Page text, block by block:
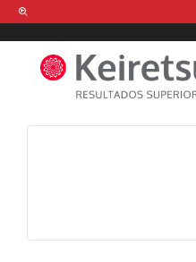
Help me Dante!
shirts in a size
between £ .
items, from the